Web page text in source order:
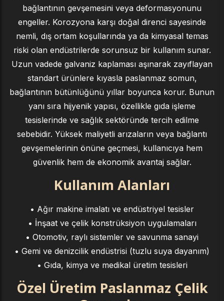
bağlantının gevşemesini veya deformasyonunu
engeller. Korozyona karşı doğal direnci sayesinde
nemli, dış ortam koşullarında ya da kimyasal temas
riski olan endüstrilerde sorunsuz bir kullanım sunar.
Uzun vadede galvaniz kaplaması aşınarak zayıflayan
standart ürünlere kıyasla paslanmaz somun,
bağlantının bütünlüğünü yıllar boyunca korur. Bunun
yanı sıra hijyenik yapısı, özellikle gıda işleme
tesislerinde ve sağlık sektöründe tercih edilme
sebebidir. Yüksek maliyetli arızaların veya bağlantı
gevşemelerinin önüne geçmesi, kullanıcıya hem
güvenlik hem de ekonomik avantaj sağlar.
Kullanım Alanları
• Ağır makine imalatı ve endüstriyel tesisler
• İnşaat ve çelik konstrüksiyon uygulamaları
• Otomotiv, raylı sistemler ve savunma sanayi
• Gemi ve denizcilik endüstrisi (tuzlu suya dayanım)
• Gıda, kimya ve medikal üretim tesisleri
Özel Üretim Paslanmaz Çelik